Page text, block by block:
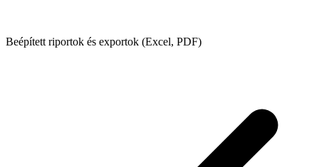
Beépített riportok és exportok (Excel, PDF)